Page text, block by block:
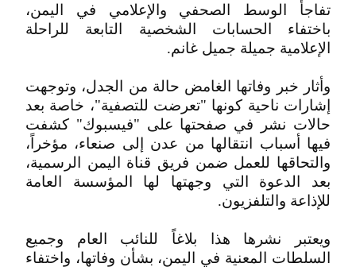
تفاجأ الوسط الصحفي والإعلامي في اليمن،
باختفاء الحسابات الشخصية التابعة للراحلة
الإعلامية جميلة جميل غانم.
وأثار خبر وفاتها الغامض حالة من الجدل، وتوجهت
إشارات ناحية كونها "تعرضت للتصفية"، خاصة بعد
حالات نشر في صفحتها على "فيسبوك" كشفت
فيها أسباب انتقالها من عدن إلى صنعاء، مؤخراً،
والتحاقها للعمل ضمن فريق قناة اليمن الرسمية،
بعد الدعوة التي وجهتها لها المؤسسة العامة
للإذاعة والتلفزيون.
ويعتبر نشرها هذا بلاغاً للنائب العام وجميع
السلطات المعنية في اليمن، بشأن وفاتها، واختفاء